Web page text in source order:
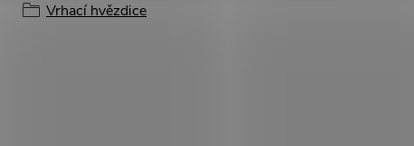
Vrhací hvězdice